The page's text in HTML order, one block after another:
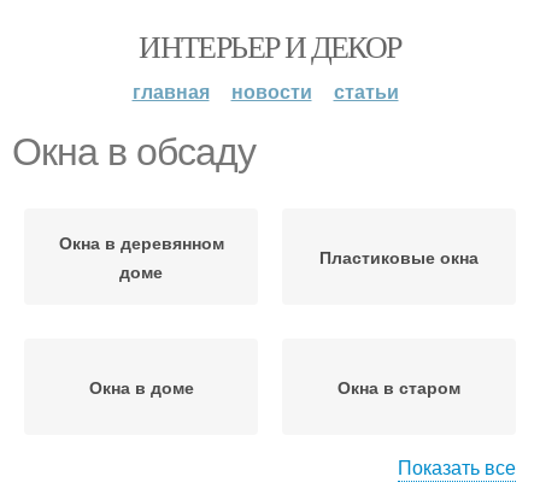
ИНТЕРЬЕР И ДЕКОР
главная новости статьи
Окна в обсаду
Окна в деревянном
доме
Пластиковые окна
Окна в доме Окна в старом
Показать все